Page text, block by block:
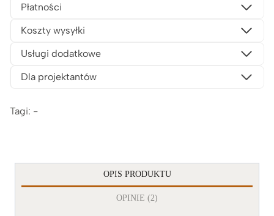
Płatności
Koszty wysyłki
Usługi dodatkowe
Dla projektantów
Tagi: -
OPIS PRODUKTU
OPINIE (2)